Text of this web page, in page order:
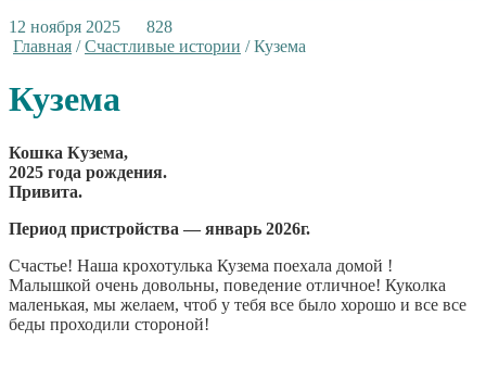
12 ноября 2025
828
Главная /Счастливые истории /Кузема
Кузема
Кошка Кузема,
2025 года рождения.
Привита.
Период пристройства — январь 2026г.
Счастье! Наша крохотулька Кузема поехала домой !
Малышкой очень довольны, поведение отличное! Куколка
маленькая, мы желаем, чтоб у тебя все было хорошо и все все
беды проходили стороной!